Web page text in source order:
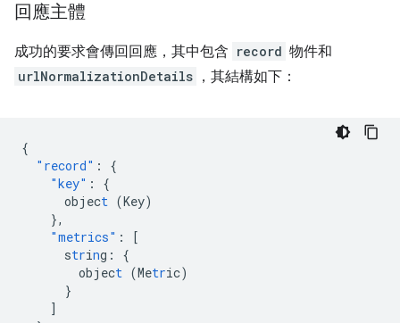
回應主體
成功的要求會傳回回應，其中包含 record 物件和
urlNormalizationDetails ，其結構如下：
{
"record" :
{
"key" :
{
object (Key)
},
"metrics" :
[
string :
{
object (Metric)
}
]